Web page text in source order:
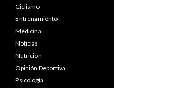
Ciclismo
Entrenamiento
Medicina
Noticias
Nutrición
Opinión Deportiva
Psicología